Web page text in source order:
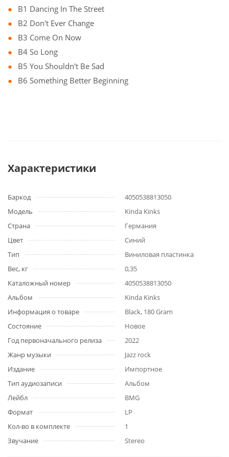
B1 Dancing In The Street
B2 Don't Ever Change
B3 Come On Now
B4 So Long
B5 You Shouldn't Be Sad
B6 Something Better Beginning
Характеристики
Баркод
4050538813050
Модель
Kinda Kinks
Страна
Германия
Цвет
Синий
Тип
Виниловая пластинка
Вес, кг
0,35
Каталожный номер
4050538813050
Альбом
Kinda Kinks
Информация о товаре
Black, 180 Gram
Состояние
Новое
Год первоначального релиза
2022
Жанр музыки
Jazz rock
Издание
Импортное
Тип аудиозаписи
Альбом
Лейбл
BMG
Формат
LP
Кол-во в комплекте
1
Звучание
Stereo